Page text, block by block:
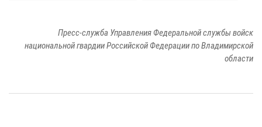
Пресс-служба Управления Федеральной службы войск
национальной гвардии Российской Федерации по Владимирской
области